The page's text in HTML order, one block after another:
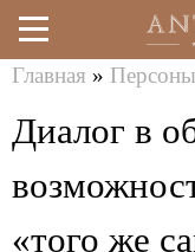
к
здесь
Главная » Персоны
Диалог в
«того же